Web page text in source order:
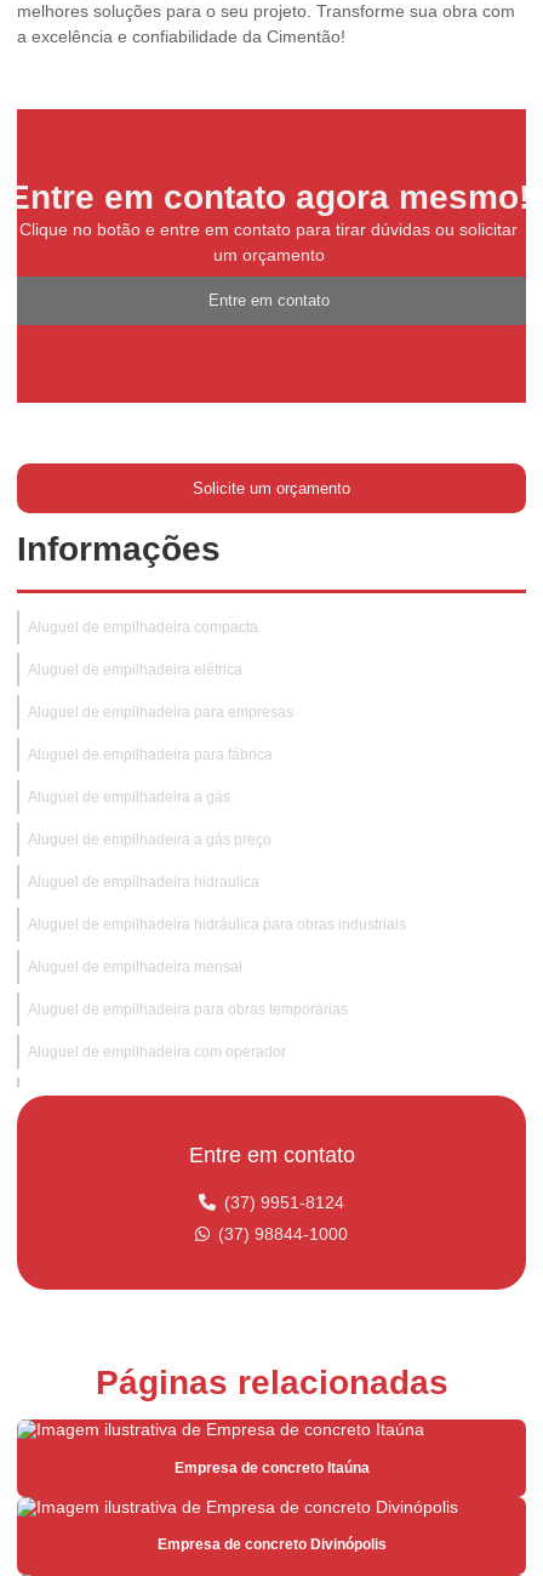
melhores soluções para o seu projeto. Transforme sua obra com
a excelência e confiabilidade da Cimentão!
Entre em contato agora mesmo!
Clique no botão e entre em contato para tirar dúvidas ou solicitar
um orçamento
Entre em contato
Solicite um orçamento
Informações
Aluguel de empilhadeira compacta
Aluguel de empilhadeira elétrica
Aluguel de empilhadeira para empresas
Aluguel de empilhadeira para fábrica
Aluguel de empilhadeira a gás
Aluguel de empilhadeira a gás preço
Aluguel de empilhadeira hidraulica
Aluguel de empilhadeira hidráulica para obras industriais
Aluguel de empilhadeira mensal
Aluguel de empilhadeira para obras temporárias
Aluguel de empilhadeira com operador
Aluguel de empilhadeira preço
Argamassa branca
Argamassa branca para porcelanato
Argamassa estabilizada
Argamassa estrutural
Entre em contato
(37) 9951-8124
(37) 98844-1000
Páginas relacionadas
Empresa de concreto Itaúna
Empresa de concreto Divinópolis